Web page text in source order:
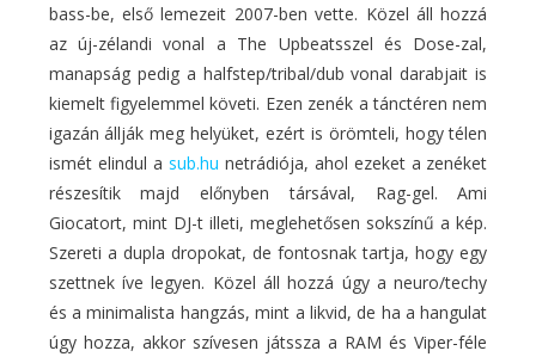
bass-be, első lemezeit 2007-ben vette. Közel áll hozzá
az új-zélandi vonal a The Upbeatsszel és Dose-zal,
manapság pedig a halfstep/tribal/dub vonal darabjait is
kiemelt figyelemmel követi. Ezen zenék a tánctéren nem
igazán állják meg helyüket, ezért is örömteli, hogy télen
ismét elindul a sub.hu netrádiója, ahol ezeket a zenéket
részesítik majd előnyben társával, Rag-gel. Ami
Giocatort, mint DJ-t illeti, meglehetősen sokszínű a kép.
Szereti a dupla dropokat, de fontosnak tartja, hogy egy
szettnek íve legyen. Közel áll hozzá úgy a neuro/techy
és a minimalista hangzás, mint a likvid, de ha a hangulat
úgy hozza, akkor szívesen játssza a RAM és Viper-féle